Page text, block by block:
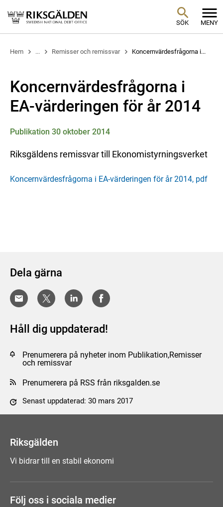
SÖK MENY
Hem ... Remisser och remissvar Koncernvärdesfrågorna i...
Koncernvärdesfrågorna i
EA-värderingen för år 2014
Publikation 30 oktober 2014
Riksgäldens remissvar till Ekonomistyrningsverket
Koncernvärdesfrågorna i EA-värderingen för år 2014, pdf
Dela gärna
Håll dig uppdaterad!
Prenumerera på nyheter inom Publikation,Remisser
och remissvar
Prenumerera på RSS från riksgalden.se
Senast uppdaterad: 30 mars 2017
Riksgälden
Vi bidrar till en stabil ekonomi
Följ oss i sociala medier